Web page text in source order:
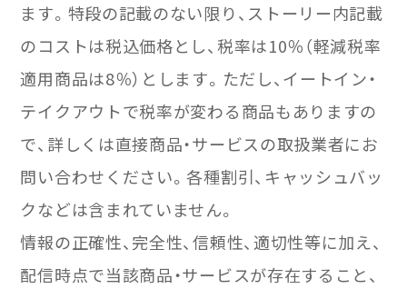
ます。特段の記載のない限り、ストーリー内記載
のコストは税込価格とし、税率は10％（軽減税率
適用商品は8％）とします。ただし、イートイン・
テイクアウトで税率が変わる商品もありますの
で、詳しくは直接商品・サービスの取扱業者にお
問い合わせください。各種割引、キャッシュバッ
クなどは含まれていません。
情報の正確性、完全性、信頼性、適切性等に加え、
配信時点で当該商品・サービスが存在すること、